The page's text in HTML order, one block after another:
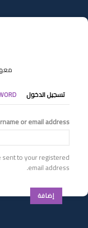
إلى
المحتوى
التبويبات
الأساسية
تسجيل الدخول
or email address
to your registered
email address.